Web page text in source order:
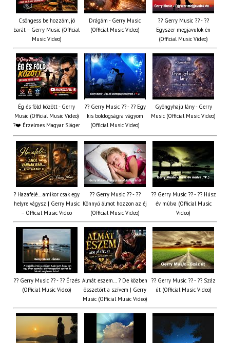
Csöngess be hozzám, jó
barát – Gerry Music (Official
Music Video)
Drágám - Gerry Music
(Official Music Video)
?? Gerry Music ?? - ??
Egyszer megjavulok én
(Official Music Video)
Ég és föld között - Gerry
Music (Official Music Video)
?❤️ Érzelmes Magyar Sláger
?? Gerry Music ?? - ?? Egy
kis boldogságra vágyom
(Official Music Video)
Gyöngyhajú lány - Gerry
Music (Official Music Video)
? Hazafelé… amikor csak egy
helyre vágysz | Gerry Music
– Official Music Video
?? Gerry Music ?? - ??
Könnyű álmot hozzon az éj
(Official Music Video)
?? Gerry Music ?? - ?? Húsz
év múlva (Official Music
Video)
?? Gerry Music ?? - ?? Érzés
(Official Music Video)
Almát eszem… ? De közben
összetört a szívem | Gerry
Music (Official Music Video)
?? Gerry Music ?? - ?? Száz
út (Official Music Video)